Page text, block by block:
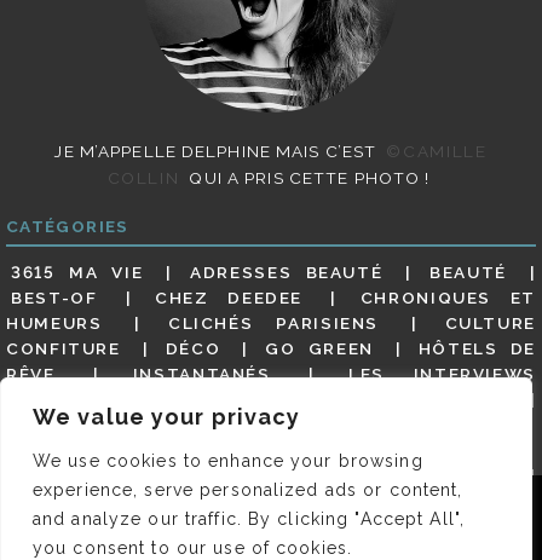
We value your privacy
We use cookies to enhance your browsing
experience, serve personalized ads or content,
and analyze our traffic. By clicking "Accept All",
you consent to our use of cookies.
JE M’APPELLE DELPHINE MAIS C’EST
©CAMILLE
COLLIN
QUI A PRIS CETTE PHOTO !
CATÉGORIES
3615 MA VIE ADRESSES BEAUTÉ
BEAUTÉ
BEST-OF
CHEZ DEEDEE
CHRONIQUES ET
HUMEURS
CLICHÉS PARISIENS
CULTURE
CONFITURE
DÉCO GO GREEN
HÔTELS DE
RÊVE
INSTANTANÉS
LES INTERVIEWS
MES ADRESSES
MODE
(BUT GOODIES)
PAR ICI LE MAGOT !
PARIS EN PHOTOS
RESTAURANTS
REVUE DE PRESSE DÉTAILLÉE, SIOU PLAIT
SALONS
DE THÉ
SHOPPING VIDÉOS
VITE ! UN RESTO
VOYAGES VOYAGES
Nous utilisons des cookies pour vous garantir la meilleure
expérience sur notre site. Si vous continuez à utiliser ce
dernier, nous considérerons que vous acceptez l'utilisation des